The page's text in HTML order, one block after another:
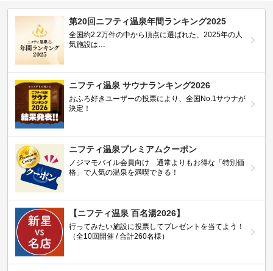
第20回ニフティ温泉年間ランキング2025
全国約2.2万件の中から頂点に選ばれた、2025年の人
気施設は…
ニフティ温泉 サウナランキング2026
おふろ好きユーザーの投票により、全国No.1サウナが
決定！
ニフティ温泉プレミアムクーポン
ノジマモバイル会員向け 通常よりもお得な「特別価
格」で人気の温泉を満喫できる！
【ニフティ温泉 百名湯2026】
行ってみたい施設に投票してプレゼントを当てよう！
（全10回開催 / 合計260名様）